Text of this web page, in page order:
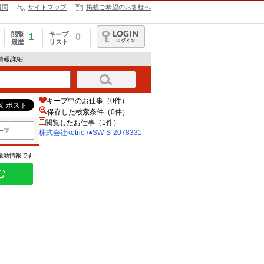
問 サイトマップ 掲載ご希望のお客様へ
閲覧
履歴
1
キープ
リスト
0
ログイン
報詳細
プ
新情報です
キープ中のお仕事（0件）
保存した検索条件（0件）
閲覧したお仕事（1件）
株式会社kotrio /●SW-S-2078331